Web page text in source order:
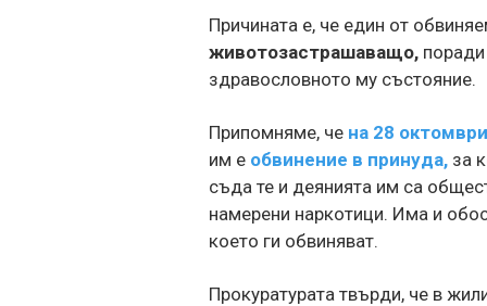
Причината е, че един от
животозастрашаващо, поради
здравословното му състояние.
Припомняме, че на 28
им е обвинение в принуда, за
съда те и деянията им са
намерени наркотици. Има и
което ги обвиняват.
Прокуратурата твърди, че в
Формула 1
увеличена
спринтовите
състезания
година